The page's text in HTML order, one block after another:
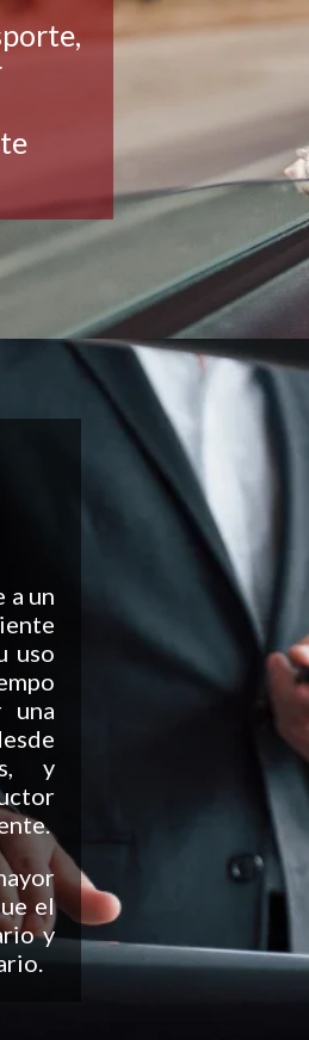
a un
uso
una
y
el
y